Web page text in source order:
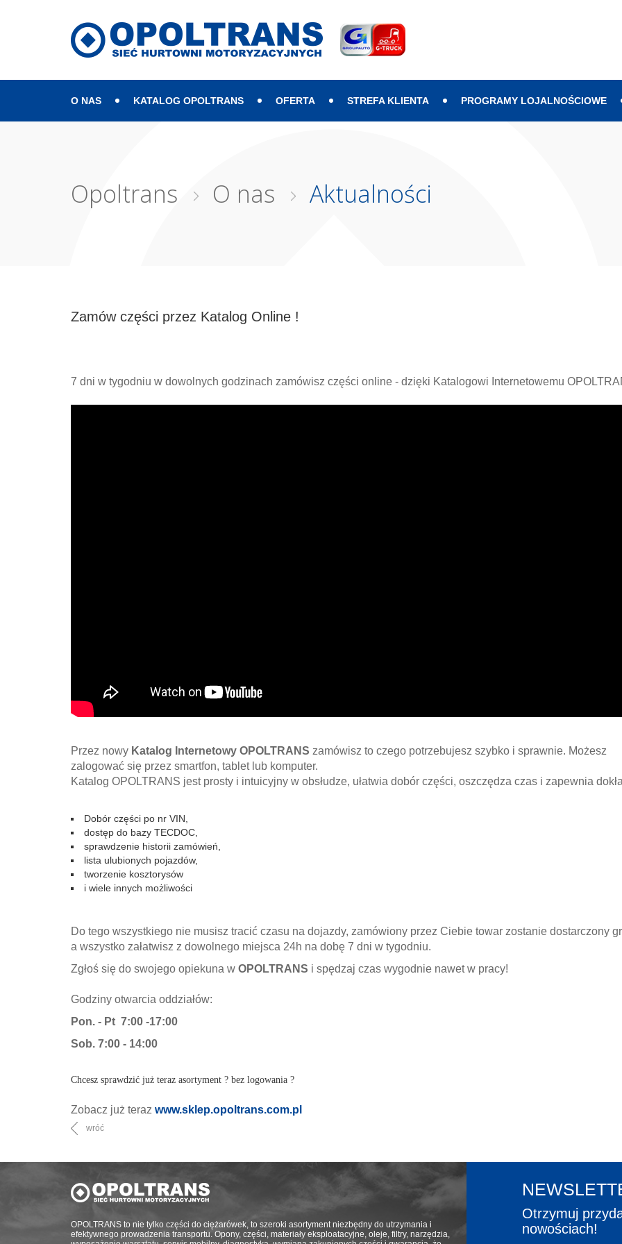
O NAS KATALOG OPOLTRANS OFERTA STREFA KLIENTA PROGRAMY LOJALNOŚCIOWE
Mapa strony
Opoltrans O nas Aktualności
Zamów części przez Katalog Online !
7 dni w tygodniu w dowolnych godzinach zamówisz części online - dzięki Katalogowi Internetowemu
Przez nowy Katalog Internetowy OPOLTRANS zamówisz to czego potrzebujesz szybko i sprawnie. Możesz
zalogować się przez smartfon, tablet lub komputer.
Katalog OPOLTRANS jest prosty i intuicyjny w obsłudze, ułatwia dobór części, oszczędza czas i zapewnia
Dobór części po nr VIN,
dostęp do bazy TECDOC,
sprawdzenie historii zamówień,
lista ulubionych pojazdów,
tworzenie kosztorysów
i wiele innych możliwości
Do tego wszystkiego nie musisz tracić czasu na dojazdy, zamówiony przez Ciebie towar zostanie dostarczony
a wszystko załatwisz z dowolnego miejsca 24h na dobę 7 dni w tygodniu.
Zgłoś się do swojego opiekuna w OPOLTRANS i spędzaj czas wygodnie nawet w pracy!
Godziny otwarcia oddziałów:
Pon. - Pt 7:00 -17:00
Sob. 7:00 - 14:00
Chcesz sprawdzić już teraz asortyment ? bez logowania ?
Zobacz już teraz www.sklep.opoltrans.com.pl
wróć
OPOLTRANS to nie tylko części do ciężarówek, to szeroki asortyment niezbędny do utrzymania i
efektywnego prowadzenia transportu. Opony, części, materiały eksploatacyjne, oleje, filtry, narzędzia,
Otrzymuj
nowościach!